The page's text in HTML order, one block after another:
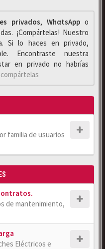
privados, WhαtsAppo
¡Compártelas! Nuestro
Si lo haces en privado,
Encontraste nuestra
en privado no habrías
familia de usuarios
de mantenimiento,
Eléctricos e